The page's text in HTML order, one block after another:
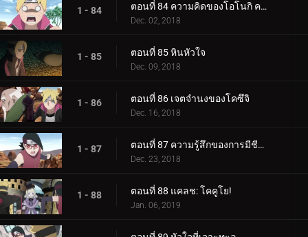
1 - 84 ตอนที่ 84 ความคิดของโอโนกิ ความคิดของคู
Dec. 02, 2018
1 - 85 ตอนที่ 85 หินหัวใจ
Dec. 09, 2018
1 - 86 ตอนที่ 86 เจตจำนงของโคซึจิ
Dec. 16, 2018
1 - 87 ตอนที่ 87 ความรู้สึกของการมีชีวิต
Dec. 23, 2018
1 - 88 ตอนที่ 88 แคลช: โคคูโย!
Jan. 06, 2019